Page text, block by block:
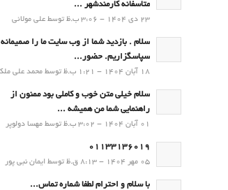
متاسفانه کارمندشهر ...
23 دی 1404 - 3:06 ب.ظ توسط علی مولائی
سلام . بازدید شما از وب سایت ما را صمیمانه
سپاسگزاریم. حضور...
18 آبان 1404 - 1:21 ب.ظ توسط محمد علی ملکی
سلام خیلی متن خوب و کاملی بود ممنون از
راهنمایی شما من همیشه ...
01 آبان 1404 - 3:02 ب.ظ توسط مهسا دولوپر
01133136019
05 مهر 1404 - 8:13 ق.ظ توسط ایمان نبی پور
با سلام و احترام لطفا شماره تماس...